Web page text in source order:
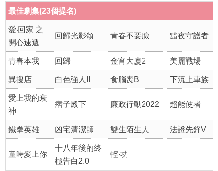
最佳劇集(23個提名)
愛‧回家 之
開心速遞
回歸光影頌 青春不要臉 黯夜守護者
青春本我 回歸 金宵大廈2 美麗戰場
異搜店 白色強人II 食腦喪B 下流上車族
愛上我的衰
神
痞子殿下 廉政行動2022 超能使者
鐵拳英雄 凶宅清潔師 雙生陌生人 法證先鋒V
童時愛上你
十八年後的終
極告白2.0
輕‧功